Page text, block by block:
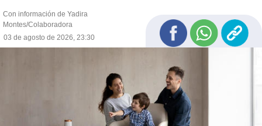
Con información de Yadira
Montes/Colaboradora
03 de agosto de 2026, 23:30